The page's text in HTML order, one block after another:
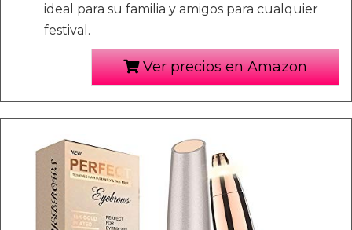
ideal para su familia y amigos para cualquier
festival.
Ver precios en Amazon